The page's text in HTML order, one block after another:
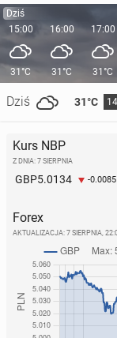
Dziś
15:00
31°C
Dziś 31°C
16:00
31°C
17:00
31°C
Kurs NBP
Z DNIA: 7 SIERPNIA
GBP5.0134 -0.0085
Forex
AKTUALIZACJA: 7 SIERPNIA,